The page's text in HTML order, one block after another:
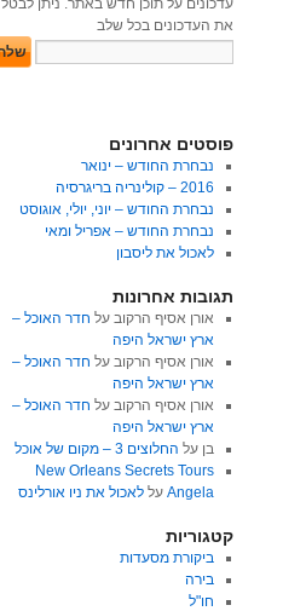
עדכונים על תוכן חדש באתר. ניתן לבטל
את העדכונים בכל שלב
פוסטים אחרונים
נבחרת החודש – ינואר
2016 – קולינריה בריגרסיה
נבחרת החודש – יוני, יולי, אוגוסט
נבחרת החודש – אפריל ומאי
לאכול את ליסבון
תגובות אחרונות
אורן אסיף הרקובעל חדר האוכל –
ארץ ישראל היפה
אורן אסיף הרקובעל חדר האוכל –
ארץ ישראל היפה
אורן אסיף הרקובעל חדר האוכל –
ארץ ישראל היפה
בן על החלוצים 3 – מקום של אוכל
New Orleans Secrets Tours
Angelaעל לאכול את ניו אורלינס
קטגוריות
ביקורת מסעדות
בירה
חו"ל